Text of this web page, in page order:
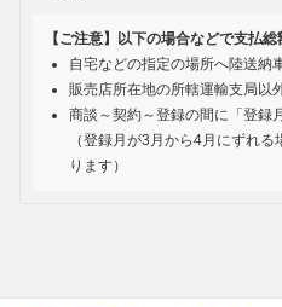
【ご注意】以下の場合などで支払
自宅などの指定の場所へ陸送納
販売店所在地の所轄運輸支局以
商談～契約～登録の間に「登録
（登録月が3月から4月にずれ
ります）